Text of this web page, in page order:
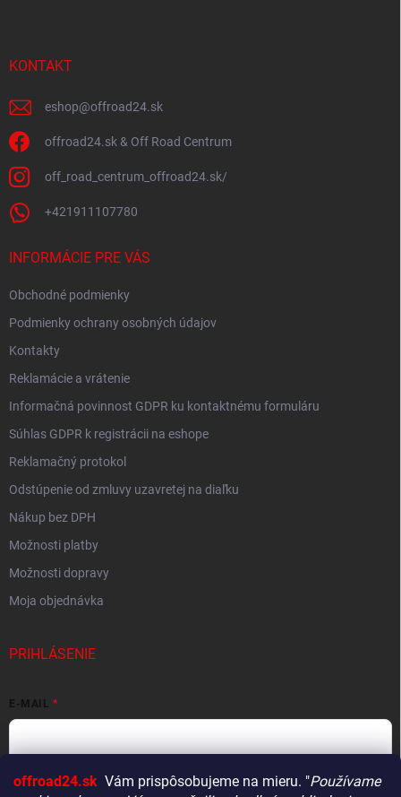
offroad24.sk Vám prispôsobujeme na mieru. "Používame
KONTAKT
eshop@offroad24.sk
offroad24.sk & Off Road Centrum
off_road_centrum_offroad24.sk/
+421911107780
INFORMÁCIE PRE VÁS
Obchodné podmienky
Podmienky ochrany osobných údajov
Kontakty
Reklamácie a vrátenie
Informačná povinnost GDPR ku kontaktnému formuláru
Súhlas GDPR k registrácii na eshope
Reklamačný protokol
Odstúpenie od zmluvy uzavretej na diaľku
Nákup bez DPH
Možnosti platby
Možnosti dopravy
Moja objednávka
PRIHLÁSENIE
E-MAIL
HESLO